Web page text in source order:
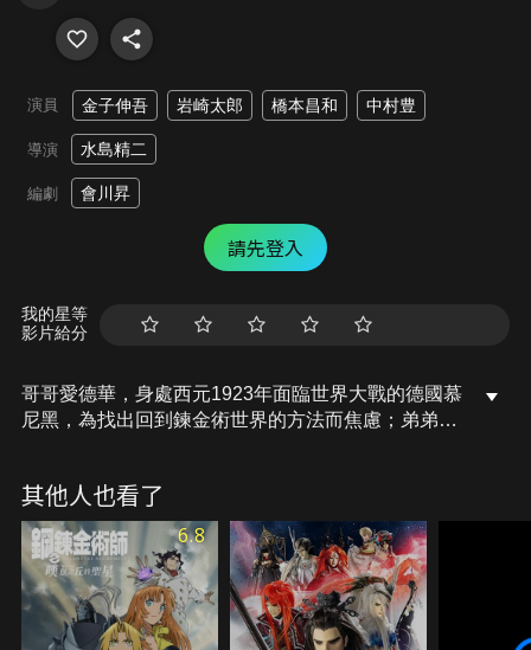
演員 金子伸吾 岩崎太郎 橋本昌和 中村豊
導演 水島精二
編劇 會川昇
請先登入
我的星等
影片給分
哥哥愛德華，身處西元1923年面臨世界大戰的德國慕
尼黑，為找出回到鍊金術世界的方法而焦慮；弟弟阿
次相會各自尋求著手段。在焦慮的愛德華眼前出現另
一條道路，企圖把超自然現象與科學結合，欲開啟前
往傳說中的理想國度香巴拉的狂熱組織─杜利協會。
當兩個世界成功的連結起來，鍊金術世界面臨著空前
的危機。面對這重大事件，努力尋求重逢機會的愛力
克兄弟，他們將要如何迎接挑戰呢？兩人擊掌之時，
其他人也看了
6.8